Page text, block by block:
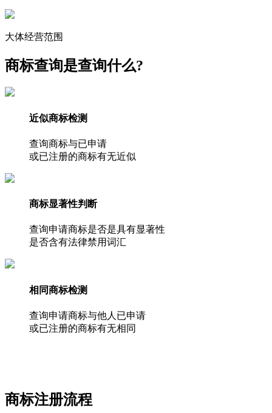
大体经营范围
商标查询是查询什么?
近似商标检测
查询商标与已申请
或已注册的商标有无近似
商标显著性判断
查询申请商标是否是具有显著性
是否含有法律禁用词汇
相同商标检测
查询申请商标与他人已申请
或已注册的商标有无相同
商标注册流程